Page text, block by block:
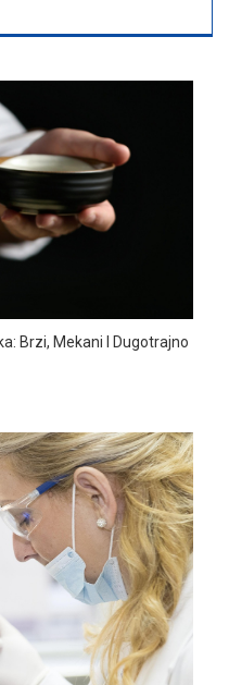
Brzi, Mekani I Dugotrajno